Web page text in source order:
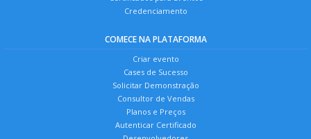
Credenciamento
COMECE NA PLATAFORMA
Criar evento
Cases de Sucesso
Solicitar Demonstração
Consultor de Vendas
Planos e Preços
Autenticar Certificado